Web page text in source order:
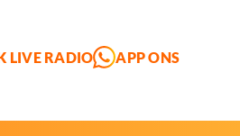
LIVE RADIO APP ONS